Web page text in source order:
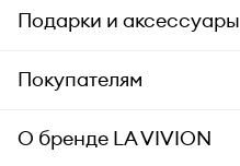
Подарки и аксессуары
Подарки
Уход за украшениями
Покупателям
Заказ и оплата
О бренде LA VIVION